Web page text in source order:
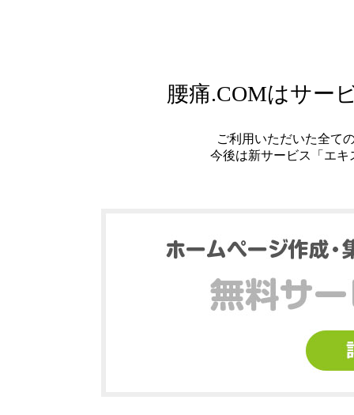
腰痛.COMはサー
ご利用いただいた全て
今後は新サービス「エ